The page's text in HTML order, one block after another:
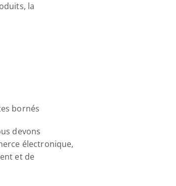
la
bornés
devons
électronique,
et de